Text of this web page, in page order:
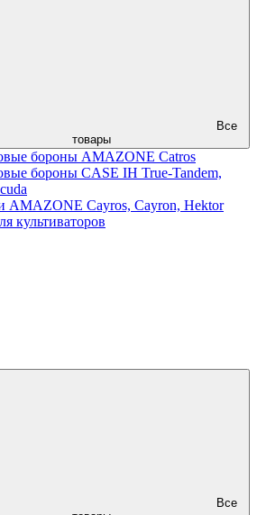
Все
товары
бороны AMAZONE Catros
бороны CASE IH True-Tandem,
AMAZONE Cayros, Cayron, Hektor
культиваторов
Все